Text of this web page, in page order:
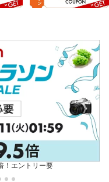
！エントリー要